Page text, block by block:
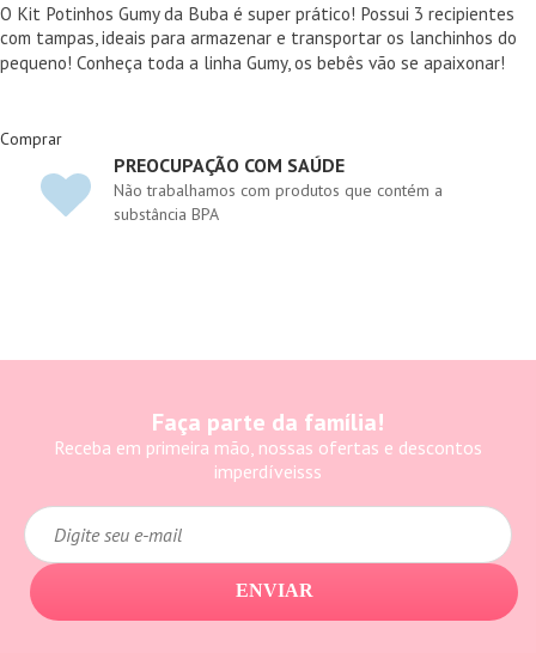
O Kit Potinhos Gumy da Buba é super prático! Possui 3 recipientes
com tampas, ideais para armazenar e transportar os lanchinhos do
pequeno! Conheça toda a linha Gumy, os bebês vão se apaixonar!
Comprar
PREOCUPAÇÃO COM SAÚDE
Não trabalhamos com produtos que contém a
substância BPA
Faça parte da família!
Receba em primeira mão, nossas ofertas e descontos
imperdíveisss
ENVIAR